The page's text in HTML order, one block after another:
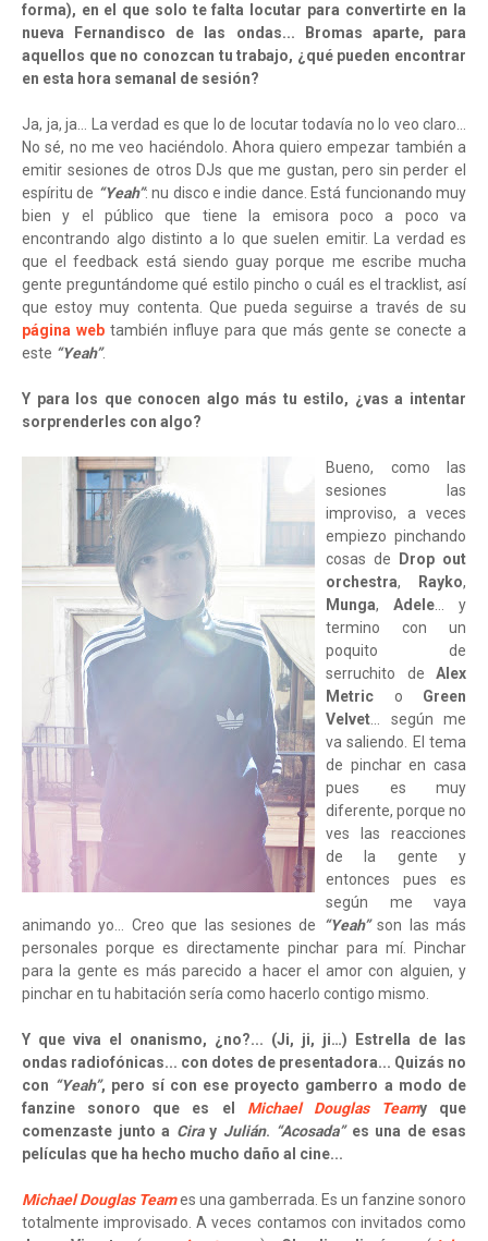
forma), en el que solo te falta locutar para convertirte en la
nueva Fernandisco de las ondas... Bromas aparte, para
aquellos que no conozcan tu trabajo, ¿qué pueden encontrar
en esta hora semanal de sesión?
Ja, ja, ja… La verdad es que lo de locutar todavía no lo veo claro…
No sé, no me veo haciéndolo. Ahora quiero empezar también a
emitir sesiones de otros DJs que me gustan, pero sin perder el
espíritu de “Yeah”: nu disco e indie dance. Está funcionando muy
bien y el público que tiene la emisora poco a poco va
encontrando algo distinto a lo que suelen emitir. La verdad es
que el feedback está siendo guay porque me escribe mucha
gente preguntándome qué estilo pincho o cuál es el tracklist, así
que estoy muy contenta. Que pueda seguirse a través de su
página web también influye para que más gente se conecte a
este “Yeah”.
Y para los que conocen algo más tu estilo, ¿vas a intentar
sorprenderles con algo?
Bueno, como las
sesiones las
improviso, a veces
empiezo pinchando
cosas de
Drop out
orchestra, Rayko,
Munga, Adele… y
termino con un
poquito de
serruchito de Alex
Metric o Green
Velvet… según me
va saliendo. El tema
de pinchar en casa
pues es muy
diferente, porque no
ves las reacciones
de la gente y
entonces pues es
según me vaya
animando yo… Creo que las sesiones de
“Yeah”son las más
personales porque es directamente pinchar para mí. Pinchar
para la gente es más parecido a hacer el amor con alguien, y
pinchar en tu habitación sería como hacerlo contigo mismo.
Y que viva el onanismo, ¿no?... (Ji, ji, ji…) Estrella de las
ondas radiofónicas... con dotes de presentadora... Quizás no
con “Yeah”, pero sí con ese proyecto gamberro a modo de
fanzine sonoro que es el Michael Douglas Teamy que
comenzaste junto a Ciray Julián. “Acosada”es una de esas
películas que ha hecho mucho daño al cine...
Michael Douglas Teames una gamberrada. Es un fanzine sonoro
totalmente improvisado. A veces contamos con invitados como